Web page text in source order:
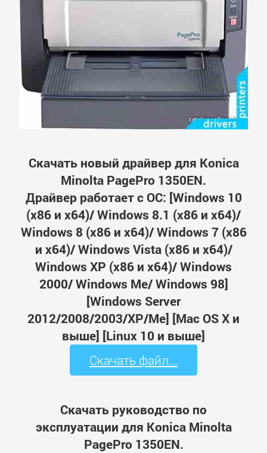
Скачать новый драйвер для Konica
Minolta PagePro 1350EN.
Драйвер работает с ОС: [Windows 10
(x86 и x64)/ Windows 8.1 (x86 и x64)/
Windows 8 (x86 и x64)/ Windows 7 (x86
и x64)/ Windows Vista (x86 и x64)/
Windows XP (x86 и x64)/ Windows
2000/ Windows Me/ Windows 98]
[Windows Server
2012/2008/2003/XP/Me] [Mac OS X и
выше] [Linux 10 и выше]
Скачать файл...
Скачать руководство по
эксплуатации для Konica Minolta
PagePro 1350EN.